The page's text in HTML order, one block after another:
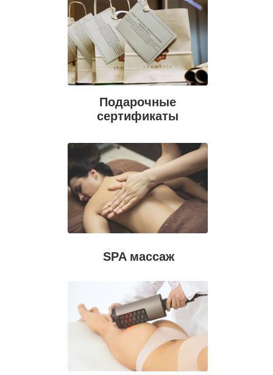
SPA массаж
Подарочные
сертификаты